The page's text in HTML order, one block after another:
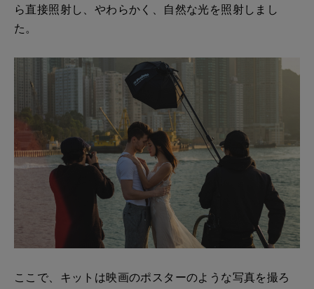
ら直接照射し、やわらかく、自然な光を照射しまし
た。
ここで、キットは映画のポスターのような写真を撮ろ